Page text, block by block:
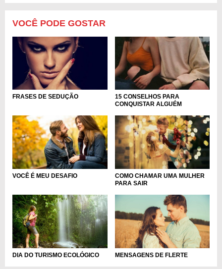
VOCÊ PODE GOSTAR
FRASES DE SEDUÇÃO
15 CONSELHOS PARA
CONQUISTAR ALGUÉM
VOCÊ É MEU DESAFIO
COMO CHAMAR UMA MULHER
PARA SAIR
DIA DO TURISMO ECOLÓGICO MENSAGENS DE FLERTE